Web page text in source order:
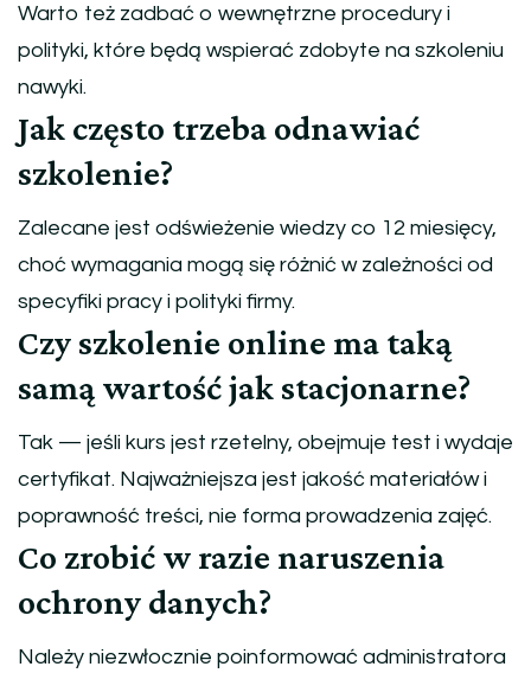
Warto też zadbać o wewnętrzne procedury i
polityki, które będą wspierać zdobyte na szkoleniu
nawyki.
Jak często trzeba odnawiać
szkolenie?
Zalecane jest odświeżenie wiedzy co 12 miesięcy,
choć wymagania mogą się różnić w zależności od
specyfiki pracy i polityki firmy.
Czy szkolenie online ma taką
samą wartość jak stacjonarne?
Tak — jeśli kurs jest rzetelny, obejmuje test i wydaje
certyfikat. Najważniejsza jest jakość materiałów i
poprawność treści, nie forma prowadzenia zajęć.
Co zrobić w razie naruszenia
ochrony danych?
Należy niezwłocznie poinformować administratora